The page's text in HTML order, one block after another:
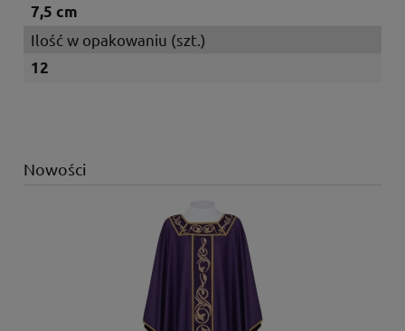
7,5 cm
Ilość w opakowaniu (szt.)
12
Nowości